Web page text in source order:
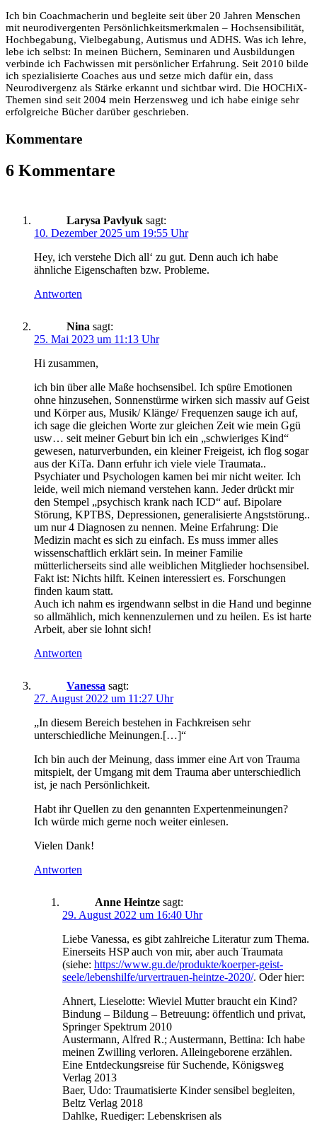
Ich bin Coachmacherin und begleite seit über 20 Jahren Menschen
mit neurodivergenten Persönlichkeitsmerkmalen – Hochsensibilität,
Hochbegabung, Vielbegabung, Autismus und ADHS. Was ich lehre,
lebe ich selbst: In meinen Büchern, Seminaren und Ausbildungen
verbinde ich Fachwissen mit persönlicher Erfahrung. Seit 2010 bilde
ich spezialisierte Coaches aus und setze mich dafür ein, dass
Neurodivergenz als Stärke erkannt und sichtbar wird. Die HOCHiX-
Themen sind seit 2004 mein Herzensweg und ich habe einige sehr
erfolgreiche Bücher darüber geschrieben.
Kommentare
6 Kommentare
Larysa Pavlyuk sagt:
10. Dezember 2025 um 19:55 Uhr
Hey, ich verstehe Dich all‘ zu gut. Denn auch ich habe
ähnliche Eigenschaften bzw. Probleme.
Antworten
Nina sagt:
25. Mai 2023 um 11:13 Uhr
Hi zusammen,
ich bin über alle Maße hochsensibel. Ich spüre Emotionen
ohne hinzusehen, Sonnenstürme wirken sich massiv auf Geist
und Körper aus, Musik/ Klänge/ Frequenzen sauge ich auf,
ich sage die gleichen Worte zur gleichen Zeit wie mein Ggü
usw… seit meiner Geburt bin ich ein „schwieriges Kind“
gewesen, naturverbunden, ein kleiner Freigeist, ich flog sogar
aus der KiTa. Dann erfuhr ich viele viele Traumata..
Psychiater und Psychologen kamen bei mir nicht weiter. Ich
leide, weil mich niemand verstehen kann. Jeder drückt mir
den Stempel „psychisch krank nach ICD“ auf. Bipolare
Störung, KPTBS, Depressionen, generalisierte Angststörung..
um nur 4 Diagnosen zu nennen. Meine Erfahrung: Die
Medizin macht es sich zu einfach. Es muss immer alles
wissenschaftlich erklärt sein. In meiner Familie
mütterlicherseits sind alle weiblichen Mitglieder hochsensibel.
Fakt ist: Nichts hilft. Keinen interessiert es. Forschungen
finden kaum statt.
Auch ich nahm es irgendwann selbst in die Hand und beginne
so allmählich, mich kennenzulernen und zu heilen. Es ist harte
Arbeit, aber sie lohnt sich!
Antworten
Vanessa sagt:
27. August 2022 um 11:27 Uhr
„In diesem Bereich bestehen in Fachkreisen sehr
unterschiedliche Meinungen.[…]“
Ich bin auch der Meinung, dass immer eine Art von Trauma
mitspielt, der Umgang mit dem Trauma aber unterschiedlich
ist, je nach Persönlichkeit.
Habt ihr Quellen zu den genannten Expertenmeinungen?
Ich würde mich gerne noch weiter einlesen.
Vielen Dank!
Antworten
Anne Heintze sagt:
29. August 2022 um 16:40 Uhr
Liebe Vanessa, es gibt zahlreiche Literatur zum Thema.
Einerseits HSP auch von mir, aber auch Traumata
(siehe: https://www.gu.de/produkte/koerper-geist-
seele/lebenshilfe/urvertrauen-heintze-2020/. Oder hier:
Ahnert, Lieselotte: Wieviel Mutter braucht ein Kind?
Bindung – Bildung – Betreuung: öffentlich und privat,
Springer Spektrum 2010
Austermann, Alfred R.; Austermann, Bettina: Ich habe
meinen Zwilling verloren. Alleingeborene erzählen.
Eine Entdeckungsreise für Suchende, Königsweg
Verlag 2013
Baer, Udo: Traumatisierte Kinder sensibel begleiten,
Beltz Verlag 2018
Dahlke, Ruediger: Lebenskrisen als